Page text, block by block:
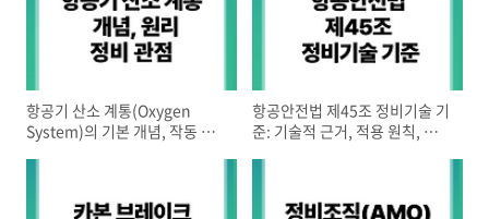
항공기 산소 계통(Oxygen
System)의 기본 개념, 작동 원
항공안전법 제45조 정비기술 기
준: 기술적 근거, 적용 원칙, 실무